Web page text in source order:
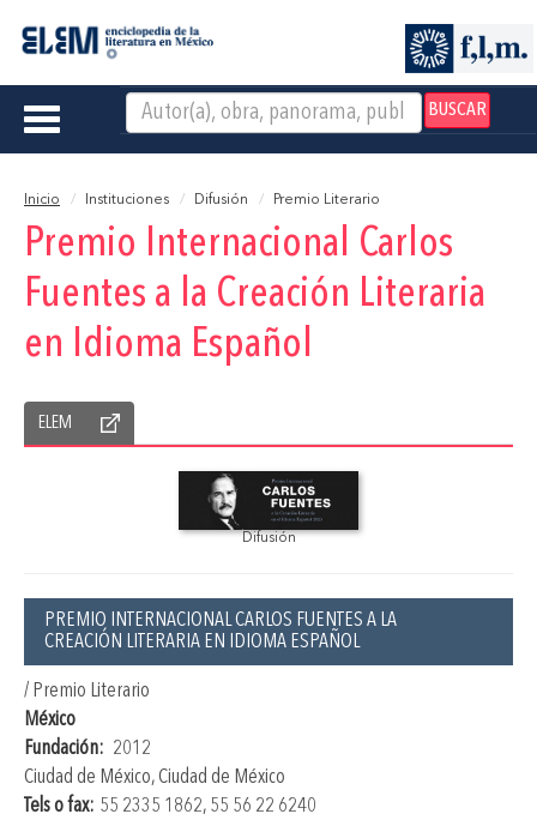
BUSCAR
Toggle
Inicio Instituciones Difusión Premio Literario
Premio Internacional Carlos
Fuentes a la Creación Literaria
en Idioma Español
ELEM
Difusión
PREMIO INTERNACIONAL CARLOS FUENTES A LA
CREACIÓN LITERARIA EN IDIOMA ESPAÑOL
/ Premio Literario
México
Fundación: 2012
Ciudad de México, Ciudad de México
Tels o fax: 55 2335 1862, 55 56 22 6240